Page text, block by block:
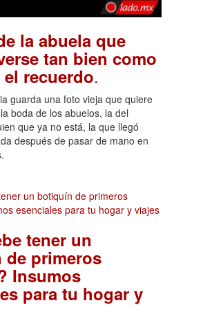
la abuela que
tan bien como
el recuerdo.
guarda una foto vieja que quiere
boda de los abuelos, la del
que ya no está, la que llegó
después de pasar de mano en
tener un
primeros
Insumos
para tu hogar y